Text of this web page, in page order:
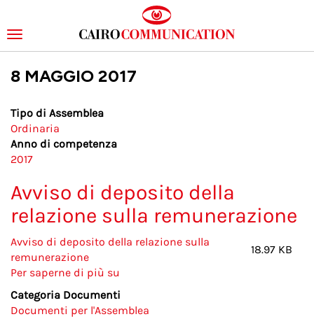
Toggle
navigation
8 MAGGIO 2017
Tipo di Assemblea
Ordinaria
Anno di competenza
2017
Avviso di deposito della
relazione sulla remunerazione
Avviso di deposito della relazione sulla
remunerazione
18.97 KB
Per saperne di più su
deposito
della
Categoria Documenti
Documenti per l'Assemblea